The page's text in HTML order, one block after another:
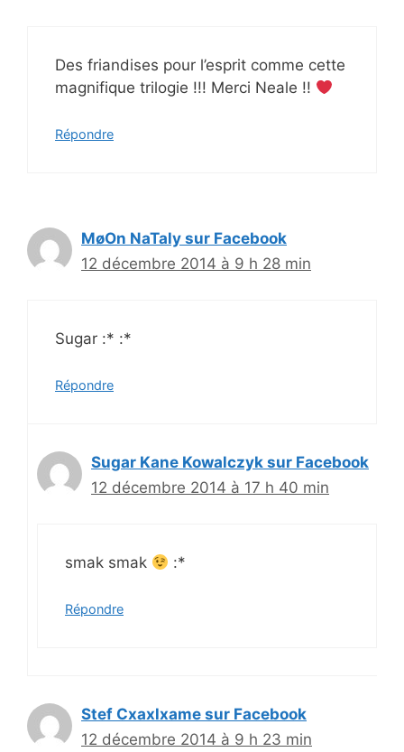
Des friandises pour l’esprit comme cette
magnifique trilogie !!! Merci Neale !!
Répondre
MøOn NaTaly sur Facebook
12 décembre 2014 à 9 h 28 min
Sugar :* :*
Répondre
Sugar Kane Kowalczyk sur Facebook
12 décembre 2014 à 17 h 40 min
smak smak :*
Répondre
Stef Cxaxlxame sur Facebook
12 décembre 2014 à 9 h 23 min